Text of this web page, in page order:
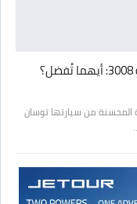
من سيارتها توسان